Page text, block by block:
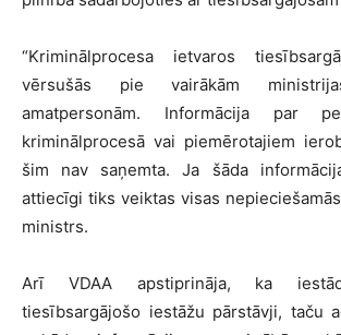
“Kriminālprocesa ietvaros
vērsušās pie vairākām
amatpersonām. Informācija par
kriminālprocesā vai piemērotajiem
šim nav saņemta. Ja šāda
attiecīgi tiks veiktas visas
ministrs.
Arī VDAA apstiprināja, ka
tiesībsargājošo iestāžu pārstāvji, taču